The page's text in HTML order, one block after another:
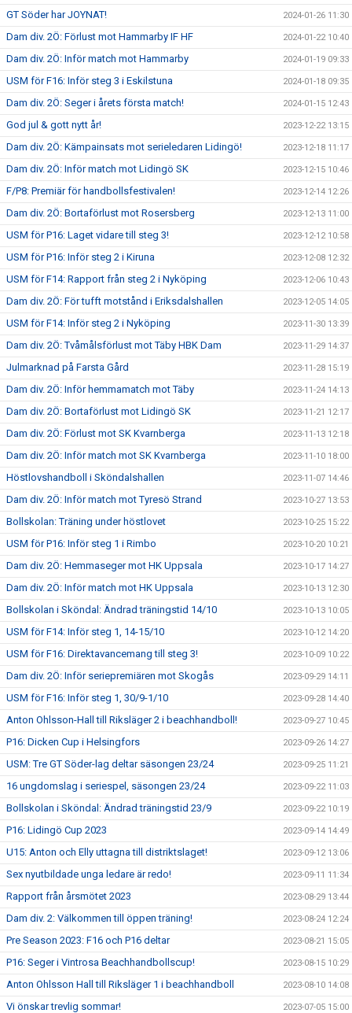
GT Söder har JOYNAT! 2024-01-26 11:30
Dam div. 2Ö: Förlust mot Hammarby IF HF 2024-01-22 10:40
Dam div. 2Ö: Inför match mot Hammarby 2024-01-19 09:33
USM för F16: Inför steg 3 i Eskilstuna 2024-01-18 09:35
Dam div. 2Ö: Seger i årets första match! 2024-01-15 12:43
God jul & gott nytt år! 2023-12-22 13:15
Dam div. 2Ö: Kämpainsats mot serieledaren Lidingö! 2023-12-18 11:17
Dam div. 2Ö: Inför match mot Lidingö SK 2023-12-15 10:46
F/P8: Premiär för handbollsfestivalen! 2023-12-14 12:26
Dam div. 2Ö: Bortaförlust mot Rosersberg 2023-12-13 11:00
USM för P16: Laget vidare till steg 3! 2023-12-12 10:58
USM för P16: Inför steg 2 i Kiruna 2023-12-08 12:32
USM för F14: Rapport från steg 2 i Nyköping 2023-12-06 10:43
Dam div. 2Ö: För tufft motstånd i Eriksdalshallen 2023-12-05 14:05
USM för F14: Inför steg 2 i Nyköping 2023-11-30 13:39
Dam div. 2Ö: Tvåmålsförlust mot Täby HBK Dam 2023-11-29 14:37
Julmarknad på Farsta Gård 2023-11-28 15:19
Dam div. 2Ö: Inför hemmamatch mot Täby 2023-11-24 14:13
Dam div. 2Ö: Bortaförlust mot Lidingö SK 2023-11-21 12:17
Dam div. 2Ö: Förlust mot SK Kvarnberga 2023-11-13 12:18
Dam div. 2Ö: Inför match mot SK Kvarnberga 2023-11-10 18:00
Höstlovshandboll i Sköndalshallen 2023-11-07 14:46
Dam div. 2Ö: Inför match mot Tyresö Strand 2023-10-27 13:53
Bollskolan: Träning under höstlovet 2023-10-25 15:22
USM för P16: Inför steg 1 i Rimbo 2023-10-20 10:21
Dam div. 2Ö: Hemmaseger mot HK Uppsala 2023-10-17 14:27
Dam div. 2Ö: Inför match mot HK Uppsala 2023-10-13 12:30
Bollskolan i Sköndal: Ändrad träningstid 14/10 2023-10-13 10:05
USM för F14: Inför steg 1, 14-15/10 2023-10-12 14:20
USM för F16: Direktavancemang till steg 3! 2023-10-09 10:22
Dam div. 2Ö: Inför seriepremiären mot Skogås 2023-09-29 14:11
USM för F16: Inför steg 1, 30/9-1/10 2023-09-28 14:40
Anton Ohlsson-Hall till Riksläger 2 i beachhandboll! 2023-09-27 10:45
P16: Dicken Cup i Helsingfors 2023-09-26 14:27
USM: Tre GT Söder-lag deltar säsongen 23/24 2023-09-25 11:21
16 ungdomslag i seriespel, säsongen 23/24 2023-09-22 11:03
Bollskolan i Sköndal: Ändrad träningstid 23/9 2023-09-22 10:19
P16: Lidingö Cup 2023 2023-09-14 14:49
U15: Anton och Elly uttagna till distriktslaget! 2023-09-12 13:06
Sex nyutbildade unga ledare är redo! 2023-09-11 11:34
Rapport från årsmötet 2023 2023-08-29 13:44
Dam div. 2: Välkommen till öppen träning! 2023-08-24 12:24
Pre Season 2023: F16 och P16 deltar 2023-08-21 15:05
P16: Seger i Vintrosa Beachhandbollscup! 2023-08-15 10:29
Anton Ohlsson Hall till Riksläger 1 i beachhandboll 2023-08-10 14:08
Vi önskar trevlig sommar! 2023-07-05 15:00